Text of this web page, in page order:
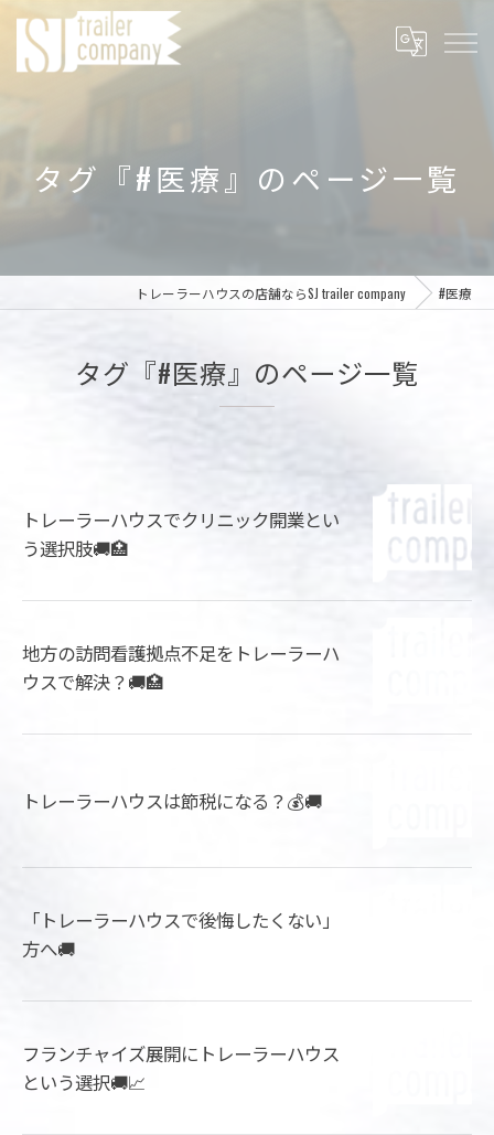
タグ『#医療』のページ一覧
トレーラーハウスの店舗ならSJ trailer company #医療
タグ『#医療』のページ一覧
トレーラーハウスでクリニック開業とい
う選択肢🚚🏥
地方の訪問看護拠点不足をトレーラーハ
ウスで解決？🚚🏥
トレーラーハウスは節税になる？💰🚚
「トレーラーハウスで後悔したくない」
方へ🚚
フランチャイズ展開にトレーラーハウス
という選択🚚📈